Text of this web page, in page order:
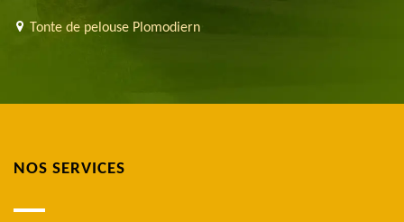
Tonte de pelouse Plomodiern
NOS SERVICES